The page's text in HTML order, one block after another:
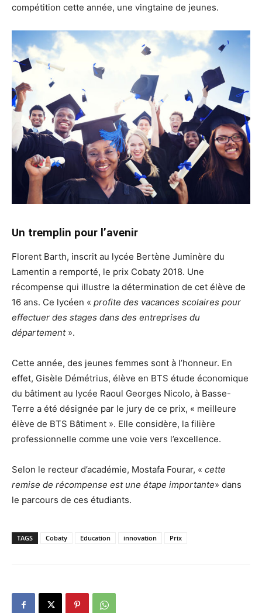
compétition cette année, une vingtaine de jeunes.
Un tremplin pour l’avenir
Florent Barth, inscrit au lycée Bertène Juminère du
Lamentin a remporté, le prix Cobaty 2018. Une
récompense qui illustre la détermination de cet élève de
16 ans. Ce lycéen « profite des vacances scolaires pour
effectuer des stages dans des entreprises du
département».
Cette année, des jeunes femmes sont à l’honneur. En
effet, Gisèle Démétrius, élève en BTS étude économique
du bâtiment au lycée Raoul Georges Nicolo, à Basse-
Terre a été désignée par le jury de ce prix, « meilleure
élève de BTS Bâtiment ». Elle considère, la filière
professionnelle comme une voie vers l’excellence.
Selon le recteur d’académie, Mostafa Fourar, « cette
remise de récompense est une étape importante» dans
le parcours de ces étudiants.
TAGS Cobaty Education innovation Prix